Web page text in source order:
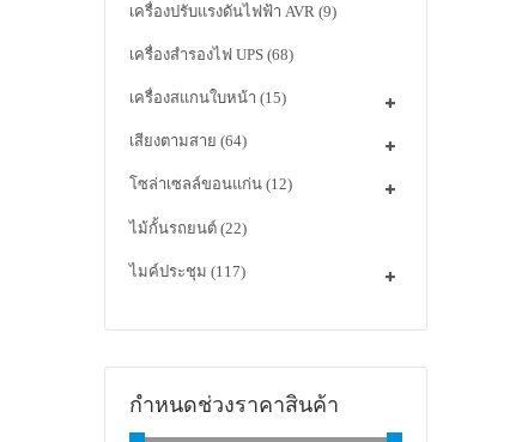
เครื่องปรับแรงดันไฟฟ้า AVR (9)
เครื่องสำรองไฟ UPS (68)
เครื่องสแกนใบหน้า (15)
เสียงตามสาย (64)
โซล่าเซลล์ขอนแก่น (12)
ไม้กั้นรถยนต์ (22)
ไมค์ประชุม (117)
กำหนดช่วงราคาสินค้า